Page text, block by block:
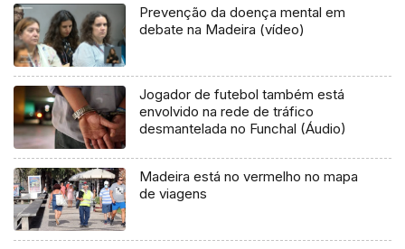
Prevenção da doença mental em
debate na Madeira (vídeo)
Jogador de futebol também está
envolvido na rede de tráfico
desmantelada no Funchal (Áudio)
Madeira está no vermelho no mapa
de viagens